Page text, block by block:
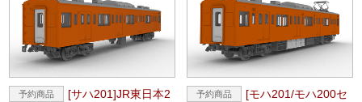
[サハ201]JR東日本2
[モハ201/モハ200セ